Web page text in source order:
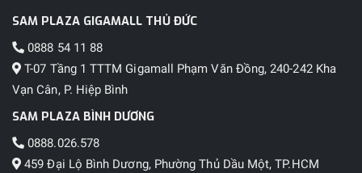
SAM PLAZA GIGAMALL THỦ ĐỨC
0888 54 11 88
T-07 Tầng 1 TTTM Gigamall Phạm Văn Đồng, 240-242 Kha
Vạn Cân, P. Hiệp Bình
SAM PLAZA BÌNH DƯƠNG
0888.026.578
459 Đại Lộ Bình Dương, Phường Thủ Dầu Một, TP.HCM